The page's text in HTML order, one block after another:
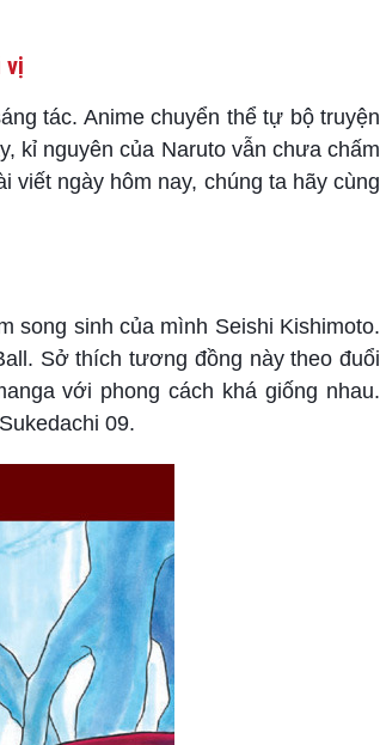
vị
tác. Anime chuyển thể tự bộ truyện
kỉ nguyên của Naruto vẫn chưa chấm
viết ngày hôm nay, chúng ta hãy cùng
song sinh của mình Seishi Kishimoto.
Sở thích tương đồng này theo đuổi
với phong cách khá giống nhau.
09.